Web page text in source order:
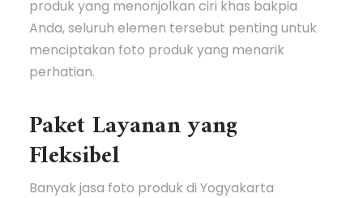
produk yang menonjolkan ciri khas bakpia
Anda, seluruh elemen tersebut penting untuk
menciptakan foto produk yang menarik
perhatian.
Paket Layanan yang
Fleksibel
Banyak jasa foto produk di Yogyakarta